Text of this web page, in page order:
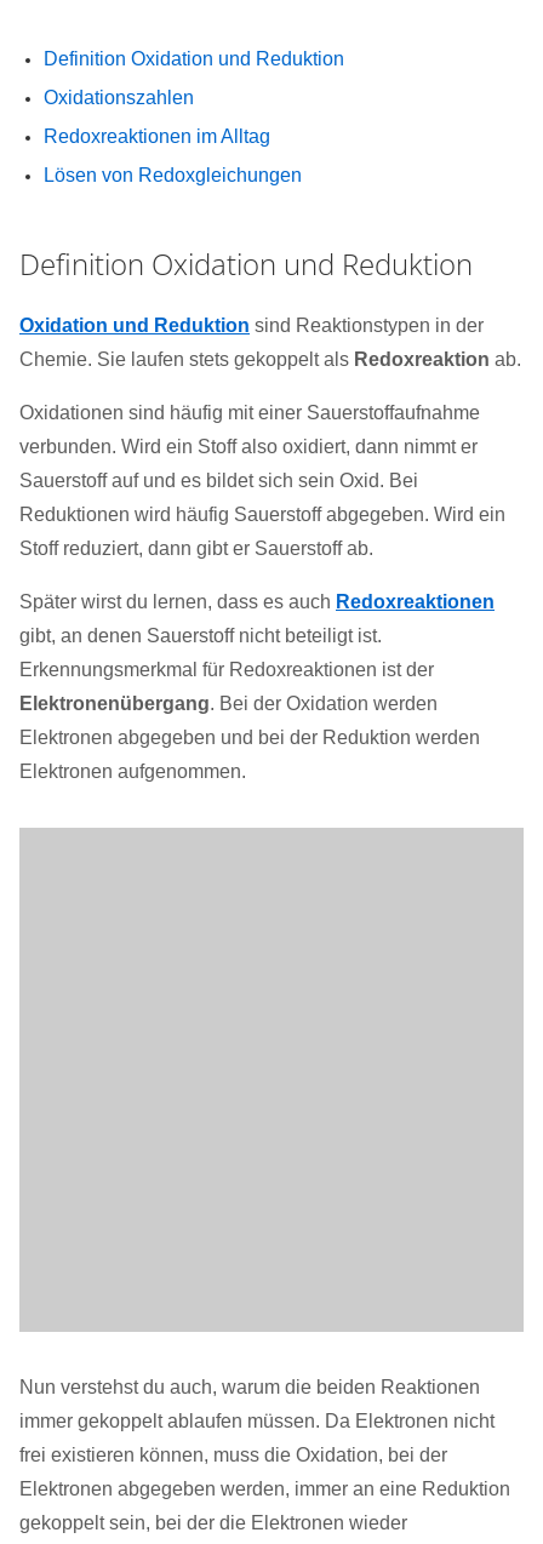
Definition Oxidation und Reduktion
Oxidationszahlen
Redoxreaktionen im Alltag
Lösen von Redoxgleichungen
Definition Oxidation und Reduktion
Oxidation und Reduktion sind Reaktionstypen in der
Chemie. Sie laufen stets gekoppelt als Redoxreaktion ab.
Oxidationen sind häufig mit einer Sauerstoffaufnahme
verbunden. Wird ein Stoff also oxidiert, dann nimmt er
Sauerstoff auf und es bildet sich sein Oxid. Bei
Reduktionen wird häufig Sauerstoff abgegeben. Wird ein
Stoff reduziert, dann gibt er Sauerstoff ab.
Später wirst du lernen, dass es auch Redoxreaktionen
gibt, an denen Sauerstoff nicht beteiligt ist.
Erkennungsmerkmal für Redoxreaktionen ist der
Elektronenübergang. Bei der Oxidation werden
Elektronen abgegeben und bei der Reduktion werden
Elektronen aufgenommen.
Nun verstehst du auch, warum die beiden Reaktionen
immer gekoppelt ablaufen müssen. Da Elektronen nicht
frei existieren können, muss die Oxidation, bei der
Elektronen abgegeben werden, immer an eine Reduktion
gekoppelt sein, bei der die Elektronen wieder